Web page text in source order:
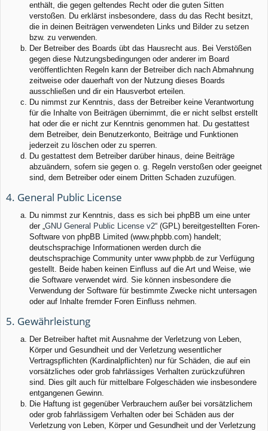
enthält, die gegen geltendes Recht oder die guten Sitten
verstoßen. Du erklärst insbesondere, dass du das Recht besitzt,
die in deinen Beiträgen verwendeten Links und Bilder zu setzen
bzw. zu verwenden.
Der Betreiber des Boards übt das Hausrecht aus. Bei Verstößen
gegen diese Nutzungsbedingungen oder anderer im Board
veröffentlichten Regeln kann der Betreiber dich nach Abmahnung
zeitweise oder dauerhaft von der Nutzung dieses Boards
ausschließen und dir ein Hausverbot erteilen.
Du nimmst zur Kenntnis, dass der Betreiber keine Verantwortung
für die Inhalte von Beiträgen übernimmt, die er nicht selbst erstellt
hat oder die er nicht zur Kenntnis genommen hat. Du gestattest
dem Betreiber, dein Benutzerkonto, Beiträge und Funktionen
jederzeit zu löschen oder zu sperren.
Du gestattest dem Betreiber darüber hinaus, deine Beiträge
abzuändern, sofern sie gegen o. g. Regeln verstoßen oder geeignet
sind, dem Betreiber oder einem Dritten Schaden zuzufügen.
4. General Public License
Du nimmst zur Kenntnis, dass es sich bei phpBB um eine unter
der „GNU General Public License v2“ (GPL) bereitgestellten Foren-
Software von phpBB Limited (www.phpbb.com) handelt;
deutschsprachige Informationen werden durch die
deutschsprachige Community unter www.phpbb.de zur Verfügung
gestellt. Beide haben keinen Einfluss auf die Art und Weise, wie
die Software verwendet wird. Sie können insbesondere die
Verwendung der Software für bestimmte Zwecke nicht untersagen
oder auf Inhalte fremder Foren Einfluss nehmen.
5. Gewährleistung
Der Betreiber haftet mit Ausnahme der Verletzung von Leben,
Körper und Gesundheit und der Verletzung wesentlicher
Vertragspflichten (Kardinalpflichten) nur für Schäden, die auf ein
vorsätzliches oder grob fahrlässiges Verhalten zurückzuführen
sind. Dies gilt auch für mittelbare Folgeschäden wie insbesondere
entgangenen Gewinn.
Die Haftung ist gegenüber Verbrauchern außer bei vorsätzlichem
oder grob fahrlässigem Verhalten oder bei Schäden aus der
Verletzung von Leben, Körper und Gesundheit und der Verletzung